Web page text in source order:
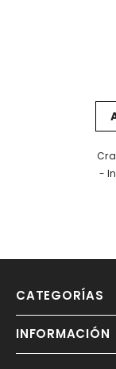
-
CATEGORÍAS
INFORMACIÓN